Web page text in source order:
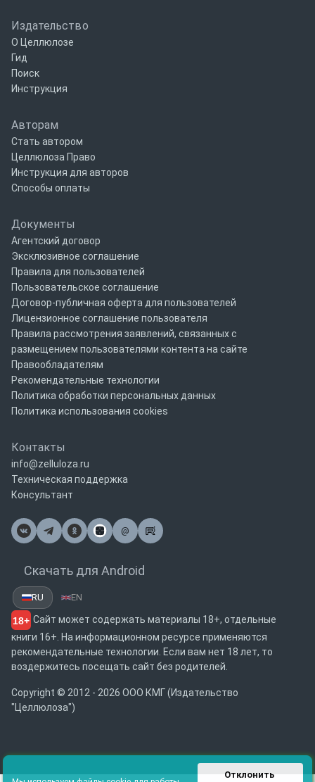
Издательство
О Целлюлозе
Гид
Поиск
Инструкция
Авторам
Стать автором
Целлюлоза Право
Инструкция для авторов
Способы оплаты
Документы
Агентский договор
Эксклюзивное соглашение
Правила для пользователей
Пользовательское соглашение
Договор-публичная оферта для пользователей
Лицензионное соглашение пользователя
Правила рассмотрения заявлений, связанных с
размещением пользователями контента на сайте
Правообладателям
Рекомендательные технологии
Политика обработки персональных данных
Политика использования cookies
Контакты
info@zelluloza.ru
Техническая поддержка
Консультант
@
Почта
Скачать для Android
RU EN
18+ Сайт может содержать материалы 18+, отдельные
книги 16+. На информационном ресурсе применяются
рекомендательные технологии. Если вам нет 18 лет, то
воздержитесь посещать сайт без родителей.
Copyright © 2012 - 2026 ООО КМГ (Издательство
"Целлюлоза")
Отклонить